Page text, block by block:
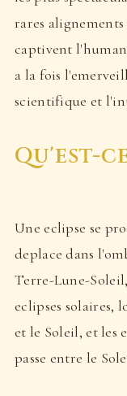
rares
captivent
a la fois
scientifique et
Qu'est-
Une eclipse se
deplace dans
Terre-Lune-
eclipses solaires,
et le Soleil, et les
passe entre le